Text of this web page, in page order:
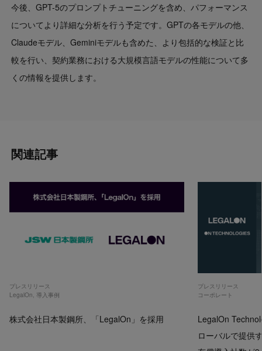
今後、GPT-5のプロンプトチューニングを含め、パフォーマンス
についてより詳細な分析を行う予定です。GPTの各モデルの他、
Claudeモデル、Geminiモデルも含めた、より包括的な検証と比
較を行い、契約業務における大規模言語モデルの性能について多
くの情報を提供します。
関連記事
プレスリリース
LegalOn, 導入事例
株式会社日本製鋼所、「LegalOn」を採用
プレスリリース
コーポレート
LegalOn
ローバルで提供